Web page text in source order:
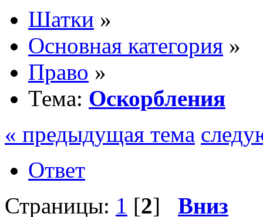
Шатки »
Основная категория »
Право »
Тема: Оскорбления
« предыдущая тема
Ответ
Страницы: 1 [2] Вниз